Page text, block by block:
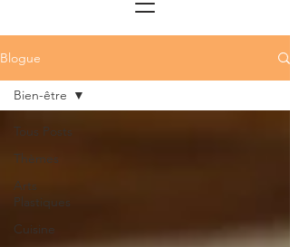
Blogue
Tous Posts
Thèmes
Arts
Plastiques
Cuisine
Bien-être